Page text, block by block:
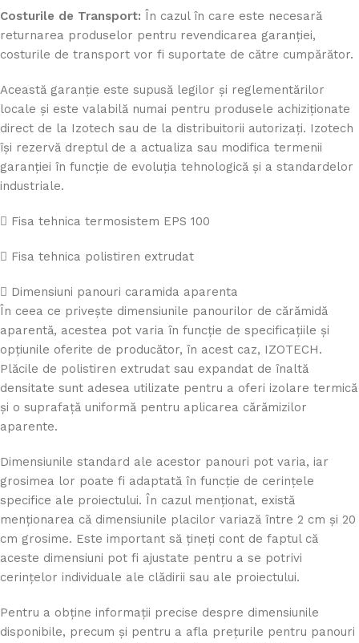
Costurile de Transport: În cazul în care este necesară
returnarea produselor pentru revendicarea garanției,
costurile de transport vor fi suportate de către cumpărător.
Această garanție este supusă legilor și reglementărilor
locale și este valabilă numai pentru produsele achiziționate
direct de la Izotech sau de la distribuitorii autorizați. Izotech
își rezervă dreptul de a actualiza sau modifica termenii
garanției în funcție de evoluția tehnologică și a standardelor
industriale.
Fisa tehnica termosistem EPS 100
Fisa tehnica polistiren extrudat
Dimensiuni panouri caramida aparenta
În ceea ce privește dimensiunile panourilor de cărămidă
aparentă, acestea pot varia în funcție de specificațiile și
opțiunile oferite de producător, în acest caz, IZOTECH.
Plăcile de polistiren extrudat sau expandat de înaltă
densitate sunt adesea utilizate pentru a oferi izolare termică
și o suprafață uniformă pentru aplicarea cărămizilor
aparente.
Dimensiunile standard ale acestor panouri pot varia, iar
grosimea lor poate fi adaptată în funcție de cerințele
specifice ale proiectului. În cazul menționat, există
menționarea că dimensiunile placilor variază între 2 cm și 20
cm grosime. Este important să țineți cont de faptul că
aceste dimensiuni pot fi ajustate pentru a se potrivi
cerințelor individuale ale clădirii sau ale proiectului.
Pentru a obține informații precise despre dimensiunile
disponibile, precum și pentru a afla prețurile pentru panouri